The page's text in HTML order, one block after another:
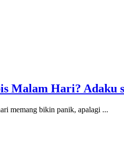
Malam Hari? Adaku
memang bikin panik, apalagi ...